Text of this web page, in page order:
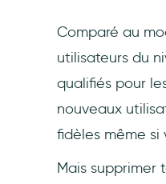
Comparé au
utilisateurs du
qualifiés pour
nouveaux
fidèles même si
Mais supprimer